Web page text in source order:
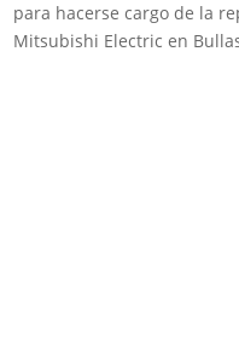
para hacerse cargo de la
Mitsubishi Electric en